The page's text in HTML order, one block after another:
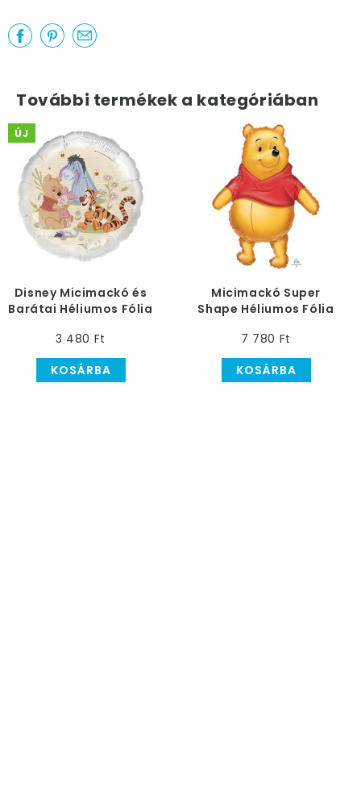
További termékek a kategóriában
ÚJ
Disney Micimackó és
Barátai Héliumos Fólia
3 480 Ft
KOSÁRBA
Micimackó Super
Shape Héliumos Fólia
7 780 Ft
KOSÁRBA